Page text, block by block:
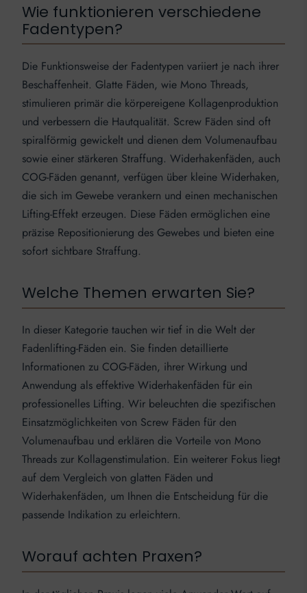
Wie funktionieren verschiedene
Fadentypen?
Die Funktionsweise der Fadentypen variiert je nach ihrer
Beschaffenheit. Glatte Fäden, wie Mono Threads,
stimulieren primär die körpereigene Kollagenproduktion
und verbessern die Hautqualität. Screw Fäden sind oft
spiralförmig gewickelt und dienen dem Volumenaufbau
sowie einer stärkeren Straffung. Widerhakenfäden, auch
COG-Fäden genannt, verfügen über kleine Widerhaken,
die sich im Gewebe verankern und einen mechanischen
Lifting-Effekt erzeugen. Diese Fäden ermöglichen eine
präzise Repositionierung des Gewebes und bieten eine
sofort sichtbare Straffung.
Welche Themen erwarten Sie?
In dieser Kategorie tauchen wir tief in die Welt der
Fadenlifting-Fäden ein. Sie finden detaillierte
Informationen zu COG-Fäden, ihrer Wirkung und
Anwendung als effektive Widerhakenfäden für ein
professionelles Lifting. Wir beleuchten die spezifischen
Einsatzmöglichkeiten von Screw Fäden für den
Volumenaufbau und erklären die Vorteile von Mono
Threads zur Kollagenstimulation. Ein weiterer Fokus liegt
auf dem Vergleich von glatten Fäden und
Widerhakenfäden, um Ihnen die Entscheidung für die
passende Indikation zu erleichtern.
Worauf achten Praxen?